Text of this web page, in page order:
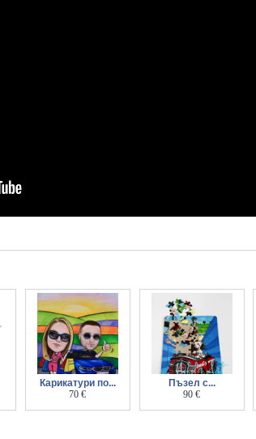
Карикатури по...
поръчка, ръчна
70 €
Пъзел с...
карикатура ръчно
90 €